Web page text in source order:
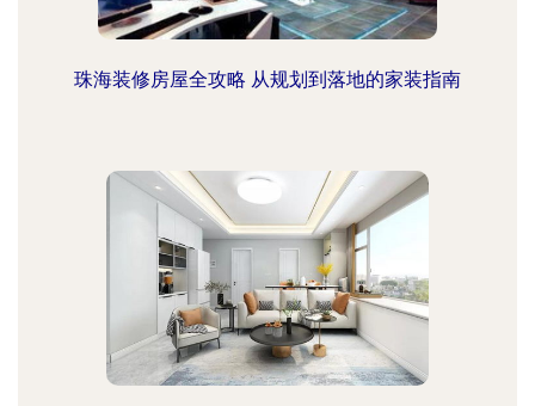
珠海装修房屋全攻略 从规划到落地的家装指南